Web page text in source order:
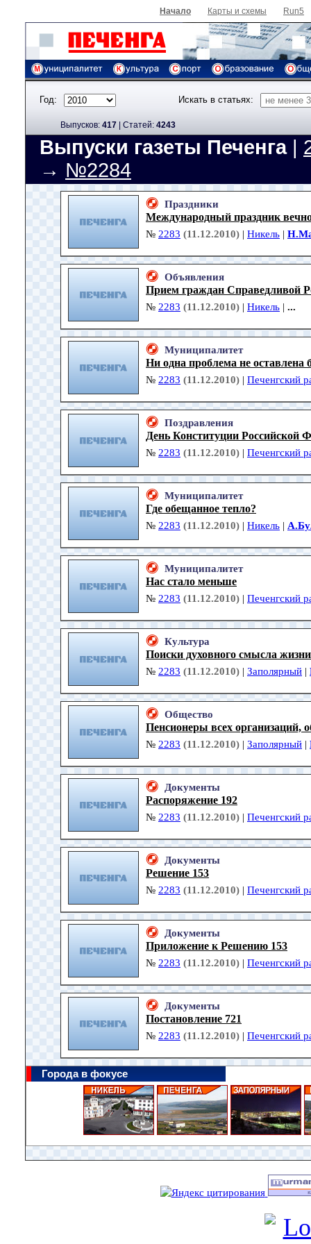
Начало Карты и схемы Run5
Год: Искать в статьях:
Выпусков: 417 | Cтатей: 4243
Выпуски газеты Печенга|
→ №2284
Праздники
Международный праздник
№ 2283 (11.12.2010) | Никель |
Объявления
Прием граждан Справедливой
№ 2283 (11.12.2010) | Никель | ...
Муниципалитет
Ни одна проблема не оставлена
№ 2283 (11.12.2010) | Печенгский
Поздравления
День Конституции Российской
№ 2283 (11.12.2010) | Печенгский
Муниципалитет
Где обещанное тепло?
№ 2283 (11.12.2010) | Никель |
Муниципалитет
Нас стало меньше
№ 2283 (11.12.2010) | Печенгский
Культура
Поиски духовного смысла
№ 2283 (11.12.2010) | Заполярный |
Общество
Пенсионеры всех организаций,
№ 2283 (11.12.2010) | Заполярный |
Документы
Распоряжение 192
№ 2283 (11.12.2010) | Печенгский
Документы
Решение 153
№ 2283 (11.12.2010) | Печенгский
Документы
Приложение к Решению 153
№ 2283 (11.12.2010) | Печенгский
Документы
Постановление 721
№ 2283 (11.12.2010) | Печенгский
Города в фокусе